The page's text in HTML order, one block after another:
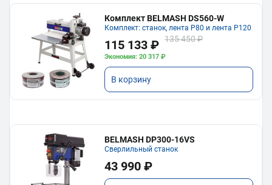
Комплект BELMASH DS560-W
Комплект: станок, лента P80 и лента P120
115 133 ₽ 135 450 ₽
Экономия: 20 317 ₽
В корзину
BELMASH DP300-16VS
Сверлильный станок
43 990 ₽